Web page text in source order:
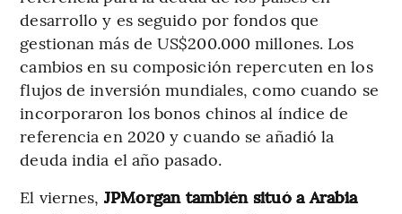
desarrollo y es seguido por fondos que
gestionan más de US$200.000 millones. Los
cambios en su composición repercuten en los
flujos de inversión mundiales, como cuando se
incorporaron los bonos chinos al índice de
referencia en 2020 y cuando se añadió la
deuda india el año pasado.
El viernes, JPMorgan también situó a Arabia